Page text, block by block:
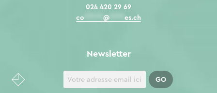
024 420 29 69
co
@ es.ch
Newsletter